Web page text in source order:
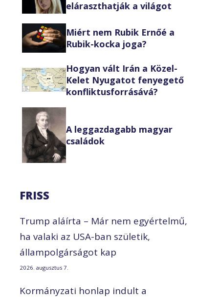
eláraszthatják a világot
Miért nem Rubik Ernőé a
Rubik-kocka joga?
Hogyan vált Irán a Közel-
Kelet Nyugatot fenyegető
konfliktusforrásává?
A leggazdagabb magyar
családok
FRISS
Trump aláírta – Már nem egyértelmű,
ha valaki az USA-ban születik,
állampolgárságot kap
2026. augusztus 7.
Kormányzati honlap indult a